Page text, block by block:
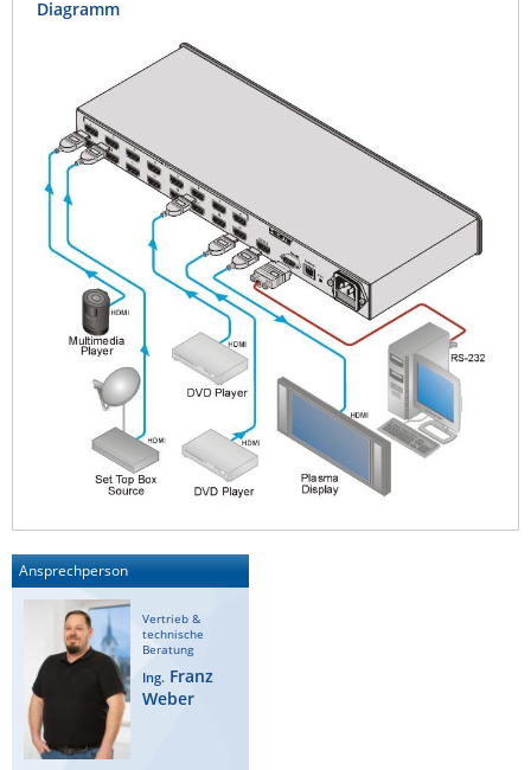
Tactical Software
TEKTELIC
Teltonika
Unwired Networks
Vision
WATTECO
Westermo
ZPE Systems
News zu unseren Herstellern
Diagramm
Ansprechperson
Vertrieb &
technische
Beratung
Ing. Franz
Weber